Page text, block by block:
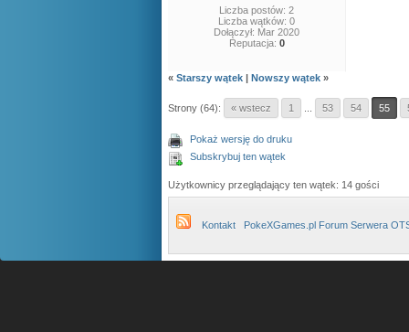
Liczba postów: 2
Liczba wątków: 0
Dołączył: Mar 2020
Reputacja: 0
« Starszy wątek | Nowszy wątek »
Strony (64): « wstecz 1 53 54 55
Pokaż wersję do druku
Subskrybuj ten wątek
Użytkownicy przeglądający ten wątek: 14 gości
Kontakt PokeXGames.pl Forum Serwera